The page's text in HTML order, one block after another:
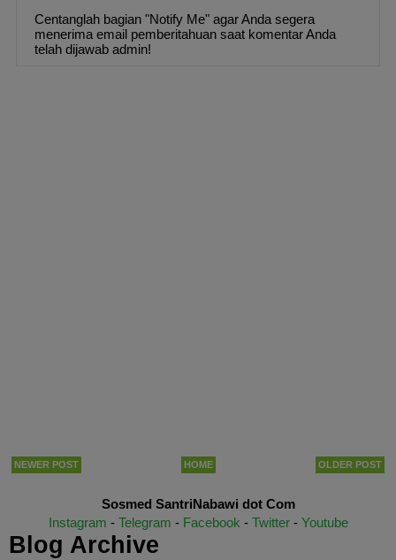
Centanglah bagian "Notify Me" agar Anda segera
menerima email pemberitahuan saat komentar Anda
telah dijawab admin!
NEWER POST OLDER POST
HOME
Sosmed SantriNabawi dot Com
Instagram - Telegram - Facebook - Twitter- Youtube
Blog Archive